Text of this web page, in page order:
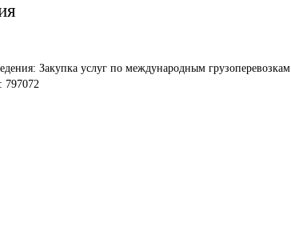
Закупка услуг по международным грузоперевозкам
797072